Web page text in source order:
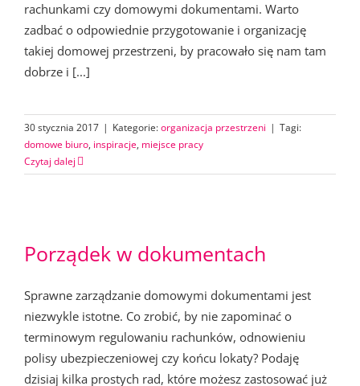
rachunkami czy domowymi dokumentami. Warto
zadbać o odpowiednie przygotowanie i organizację
takiej domowej przestrzeni, by pracowało się nam tam
dobrze i [...]
30 stycznia 2017 | Kategorie:organizacja przestrzeni | Tagi:
domowe biuro, inspiracje, miejsce pracy
Czytaj dalej
Porządek w dokumentach
Sprawne zarządzanie domowymi dokumentami jest
niezwykle istotne. Co zrobić, by nie zapominać o
terminowym regulowaniu rachunków, odnowieniu
polisy ubezpieczeniowej czy końcu lokaty? Podaję
dzisiaj kilka prostych rad, które możesz zastosować już